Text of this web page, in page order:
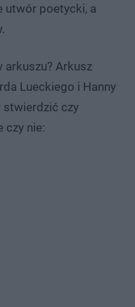
utwór poetycki, a
arkuszu? Arkusz
Lueckiego i Hanny
stwierdzić czy
czy nie: